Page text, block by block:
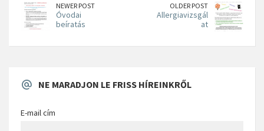
NEWER POST
Óvodai
beíratás
OLDER POST
Allergiavizsgál
at
NE MARADJON LE FRISS HÍREINKRŐL
E-mail cím